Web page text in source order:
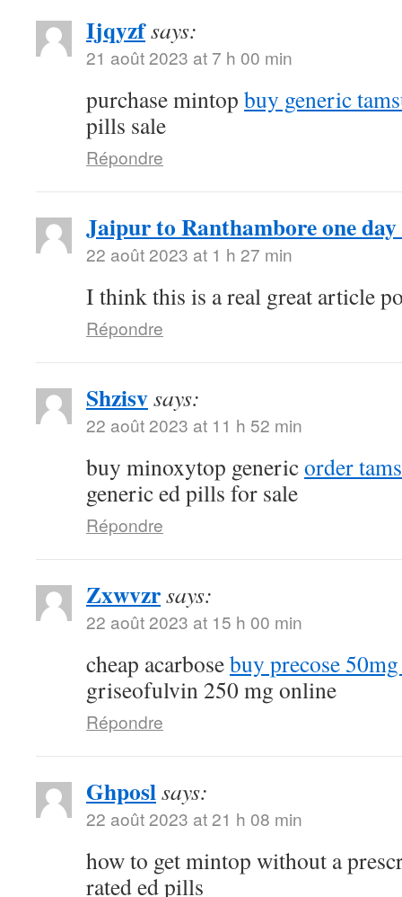
Ijqyzfsays:
21 août 2023 at 7 h 00 min
purchase mintop buy generic
pills sale
Répondre
Jaipur to Ranthambore one
22 août 2023 at 1 h 27 min
I think this is a real great article
Répondre
Shzisvsays:
22 août 2023 at 11 h 52 min
buy minoxytop genericorder
generic ed pills for sale
Répondre
Zxwvzrsays:
22 août 2023 at 15 h 00 min
cheap acarbosebuy precose
griseofulvin 250 mg online
Répondre
Ghposlsays:
22 août 2023 at 21 h 08 min
how to get mintop without a
rated ed pills